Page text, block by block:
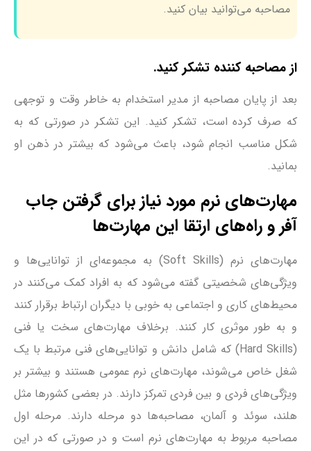
مصاحبه می‌توانید بیان کنید.
از مصاحبه کننده تشکر کنید.
بعد از پایان مصاحبه از مدیر استخدام به خاطر وقت و توجهی
که صرف کرده است، تشکر کنید. این تشکر در صورتی که به
شکل مناسب انجام شود، باعث می‌شود که بیشتر در ذهن او
بمانید.
مهارت‌های نرم مورد نیاز برای گرفتن جاب
آفر و راه‌های ارتقا این مهارت‌ها
مهارت‌های نرم (Soft Skills) به مجموعه‌ای از توانایی‌ها و
ویژگی‌های شخصیتی گفته می‌شود که به افراد کمک می‎‌کنند در
محیط‌های کاری و اجتماعی به خوبی با دیگران ارتباط برقرار کنند
و به طور موثری کار کنند. برخلاف مهارت‌های سخت یا فنی
(Hard Skills) که شامل دانش و توانایی‌های فنی مرتبط با یک
شغل خاص می‌شوند، مهارت‌های نرم عمومی هستند و بیشتر بر
ویژگی‌های فردی و بین فردی تمرکز دارند. در بعضی کشورها مثل
هلند، سوئد و آلمان، مصاحبه‌ها دو مرحله دارند. مرحله اول
مصاحبه مربوط به مهارت‌های نرم است و در صورتی که در این